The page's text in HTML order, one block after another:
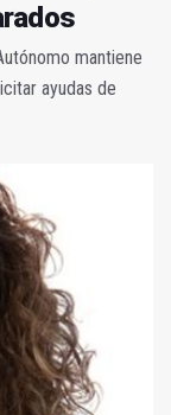
mantiene
ayudas de